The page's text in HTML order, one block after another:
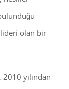
olan bir
yılından